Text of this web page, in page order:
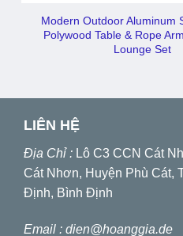
Modern Outdoor Aluminum
Polywood Table & Rope
Lounge Set
LIÊN HỆ
Địa Chỉ : Lô C3 CCN Cát
Cát Nhơn, Huyện Phù Cát,
Định, Bình Định
Email : dien@hoanggia.de